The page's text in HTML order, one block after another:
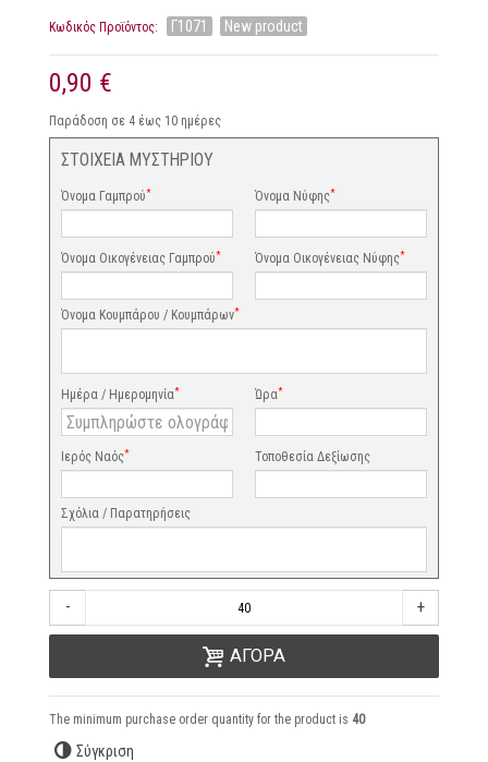
Κωδικός Προϊόντος: Γ1071 New product
0,90 €
Παράδοση σε 4 έως 10 ημέρες
ΣΤΟΙΧΕΙΑ ΜΥΣΤΗΡΙΟΥ
Όνομα Γαμπρού* Όνομα Νύφης*
Όνομα Οικογένειας Γαμπρού* Όνομα Οικογένειας Νύφης*
Όνομα Κουμπάρου / Κουμπάρων*
Ημέρα / Ημερομηνία* Ώρα*
Ιερός Ναός* Τοποθεσία Δεξίωσης
Σχόλια / Παρατηρήσεις
- +
ΑΓΟΡΑ
The minimum purchase order quantity for the product is 40
Σύγκριση